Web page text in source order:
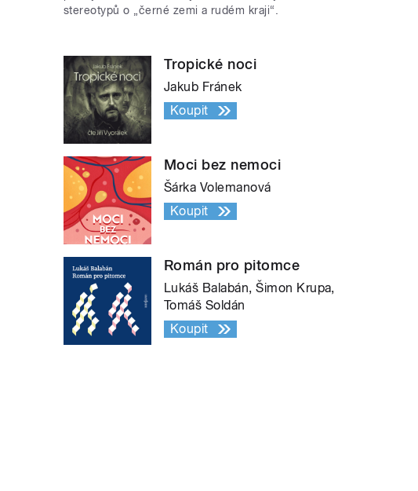
stereotypů o „černé zemi a rudém kraji“.
Tropické noci
Jakub Fránek
Koupit
Moci bez nemoci
Šárka Volemanová
Koupit
Román pro pitomce
Lukáš Balabán, Šimon Krupa,
Tomáš Soldán
Koupit